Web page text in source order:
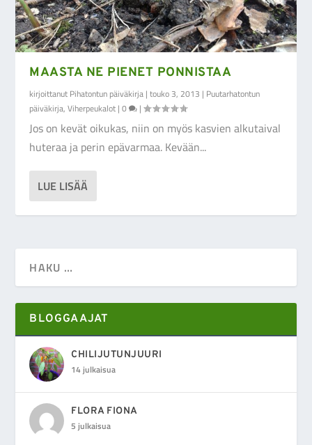
MAASTA NE PIENET PONNISTAA
kirjoittanut Pihatontun päiväkirja |touko 3, 2013 | Puutarhatontun
päiväkirja,Viherpeukalot |0 |
Jos on kevät oikukas, niin on myös kasvien alkutaival
huteraa ja perin epävarmaa. Kevään...
LUE LISÄÄ
BLOGGAAJAT
CHILIJUTUNJUURI
14 julkaisua
FLORA FIONA
5 julkaisua